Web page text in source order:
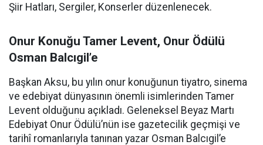
Şiir Hatları, Sergiler, Konserler düzenlenecek.
Onur Konuğu Tamer Levent, Onur Ödülü
Osman Balcıgil’e
Başkan Aksu, bu yılın onur konuğunun tiyatro, sinema
ve edebiyat dünyasının önemli isimlerinden Tamer
Levent olduğunu açıkladı. Geleneksel Beyaz Martı
Edebiyat Onur Ödülü’nün ise gazetecilik geçmişi ve
tarihî romanlarıyla tanınan yazar Osman Balcıgil’e